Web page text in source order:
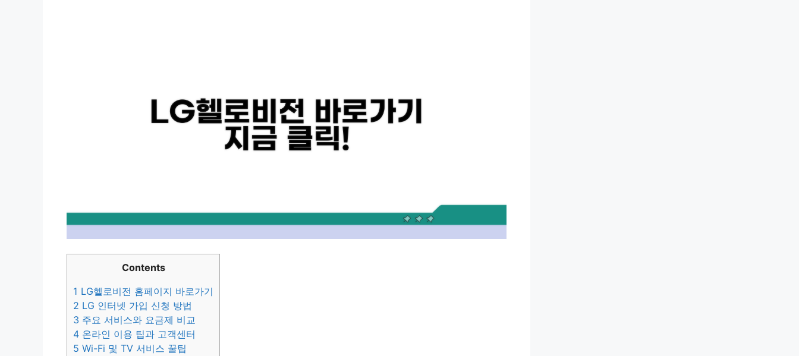
Contents
1 LG헬로비전 홈페이지 바로가기
2 LG 인터넷 가입 신청 방법
3 주요 서비스와 요금제 비교
4 온라인 이용 팁과 고객센터
5 Wi-Fi 및 TV 서비스 꿀팁